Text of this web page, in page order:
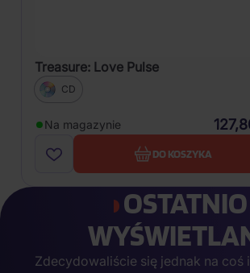
Treasure: Love Pulse
CD
Na magazynie
DO KOSZYKA
OSTATNIO
Zdecydowaliście się jednak na coś